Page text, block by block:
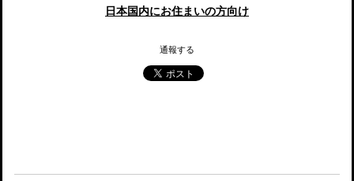
日本国内にお住まいの方向け
通報する